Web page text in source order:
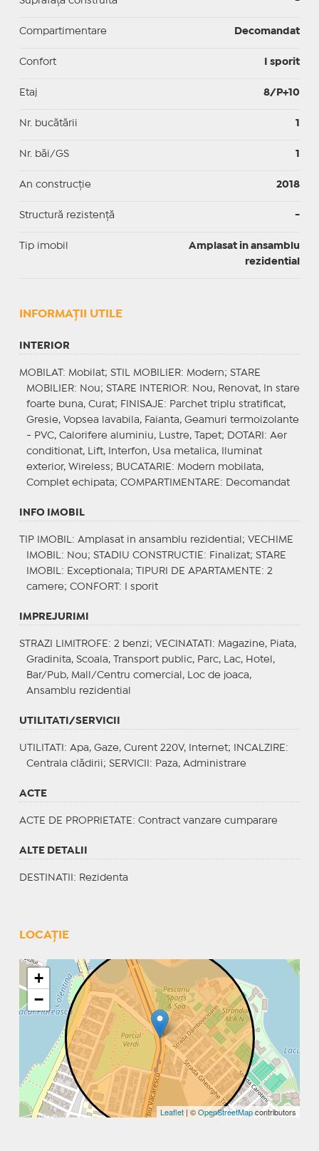
Compartimentare Decomandat
Confort I sporit
Etaj 8/P+10
Nr. bucătării 1
Nr. băi/GS 1
An construcție 2018
Structură rezistență -
Tip imobil
Amplasat in ansamblu
rezidential
INFORMAŢII UTILE
INTERIOR
MOBILAT : Mobilat; STIL MOBILIER: Modern; STARE
MOBILIER: Nou; STARE INTERIOR: Nou, Renovat, In stare
foarte buna, Curat; FINISAJE : Parchet triplu stratificat,
Gresie, Vopsea lavabila, Faianta, Geamuri termoizolante
- PVC, Calorifere aluminiu, Lustre, Tapet;
DOTARI : Aer
conditionat, Lift, Interfon, Usa metalica, Iluminat
exterior, Wireless; BUCATARIE : Modern mobilata,
Complet echipata; COMPARTIMENTARE : Decomandat
INFO IMOBIL
TIP IMOBIL : Amplasat in ansamblu rezidential; VECHIME
IMOBIL : Nou; STADIU CONSTRUCTIE : Finalizat; STARE
IMOBIL : Exceptionala; TIPURI DE APARTAMENTE : 2
camere; CONFORT : I sporit
IMPREJURIMI
STRAZI LIMITROFE : 2 benzi; VECINATATI : Magazine, Piata,
Gradinita, Scoala, Transport public, Parc, Lac, Hotel,
Bar/Pub, Mall/Centru comercial, Loc de joaca,
Ansamblu rezidential
UTILITATI/SERVICII
UTILITATI : Apa, Gaze, Curent 220V, Internet; INCALZIRE :
Centrala clădirii; SERVICII : Paza, Administrare
ACTE
ACTE DE PROPRIETATE : Contract vanzare cumparare
ALTE DETALII
DESTINATII : Rezidenta
LOCAȚIE
+
−
Leaflet | ©OpenStreetMapcontributors